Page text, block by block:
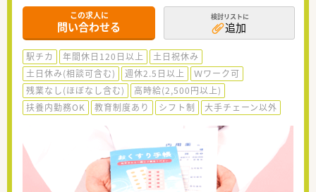
この求人に
問い合わせる
検討リストに
追加
駅チカ 年間休日120日以上
土日祝休み
土日休み(相談可含む)
週休2.5日以上
Ｗワーク可
残業なし(ほぼなし含む)
高時給(2,500円以上)
扶養内勤務OK
教育制度あり シフト制 大手チェーン以外